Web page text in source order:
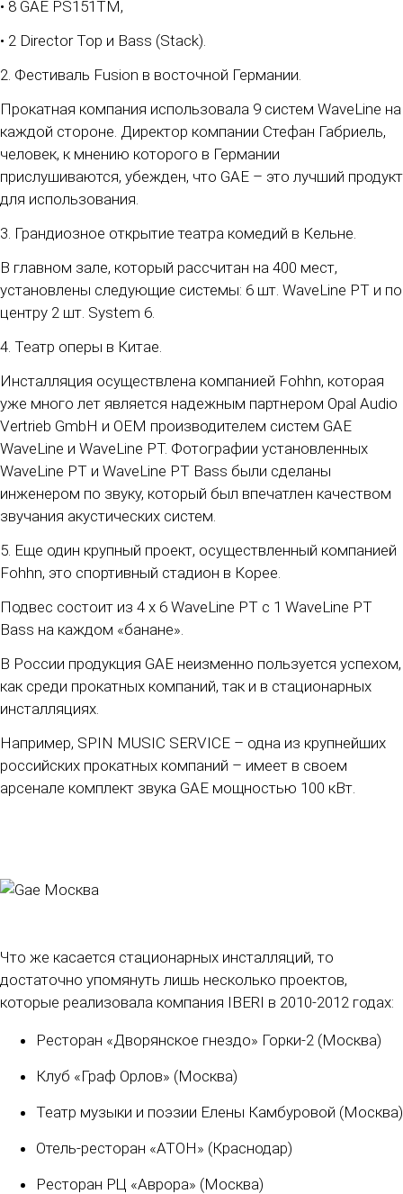
• 8 GAE PS151TM,
• 2 Director Top и Bass (Stack).
2. Фестиваль Fusion в восточной Германии.
Прокатная компания использовала 9 систем WaveLine на
каждой стороне. Директор компании Стефан Габриель,
человек, к мнению которого в Германии
прислушиваются, убежден, что GAE – это лучший продукт
для использования.
3. Грандиозное открытие театра комедий в Кельне.
В главном зале, который рассчитан на 400 мест,
установлены следующие системы: 6 шт. WaveLine PT и по
центру 2 шт. System 6.
4. Театр оперы в Китае.
Инсталляция осуществлена компанией Fohhn, которая
уже много лет является надежным партнером Opal Audio
Vertrieb GmbH и OEM производителем систем GAE
WaveLine и WaveLine PT. Фотографии установленных
WaveLine PT и WaveLine PT Bass были сделаны
инженером по звуку, который был впечатлен качеством
звучания акустических систем.
5. Еще один крупный проект, осуществленный компанией
Fohhn, это спортивный стадион в Корее.
Подвес состоит из 4 x 6 WaveLine PT с 1 WaveLine PT
Bass на каждом «банане».
В России продукция GAE неизменно пользуется успехом,
как среди прокатных компаний, так и в стационарных
инсталляциях.
Например, SPIN MUSIC SERVICE – одна из крупнейших
российских прокатных компаний – имеет в своем
арсенале комплект звука GAE мощностью 100 кВт.
Что же касается стационарных инсталляций, то
достаточно упомянуть лишь несколько проектов,
которые реализовала компания IBERI в 2010-2012 годах:
Ресторан «Дворянское гнездо» Горки-2 (Москва)
Клуб «Граф Орлов» (Москва)
Театр музыки и поэзии Елены Камбуровой (Москва)
Отель-ресторан «АТОН» (Краснодар)
Ресторан РЦ «Аврора» (Москва)